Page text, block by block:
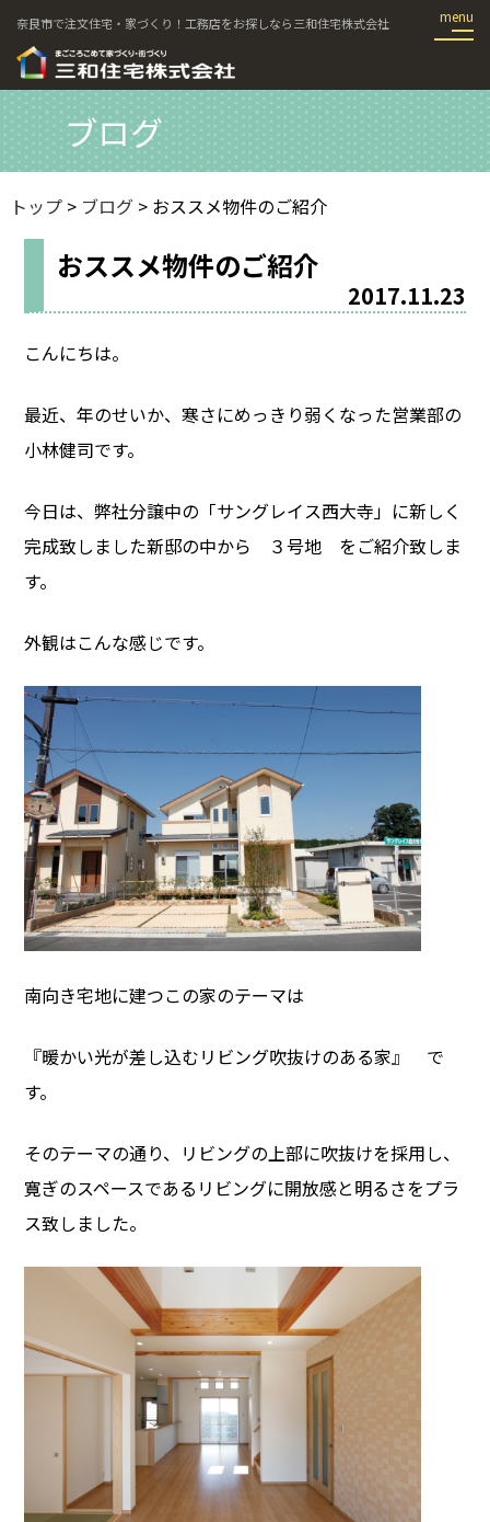
奈良市で注文住宅・家づくり！工務店をお探しなら三和住宅株式会社
ブログ
トップ> ブログ> おススメ物件のご紹介
おススメ物件のご紹介
2017.11.23
こんにちは。
最近、年のせいか、寒さにめっきり弱くなった営業部の
小林健司です。
今日は、弊社分譲中の「サングレイス西大寺」に新しく
完成致しました新邸の中から ３号地 をご紹介致しま
す。
外観はこんな感じです。
南向き宅地に建つこの家のテーマは
『暖かい光が差し込むリビング吹抜けのある家』 で
す。
そのテーマの通り、リビングの上部に吹抜けを採用し、
寛ぎのスペースであるリビングに開放感と明るさをプラ
ス致しました。